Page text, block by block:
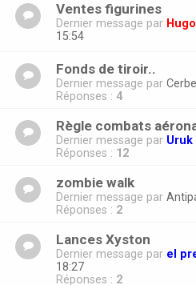
Ventes figurines
Dernier message par
15:54
Fonds de tiroir..
Dernier message par
Réponses : 4
Règle combats
Dernier message par Uruk
Réponses : 12
zombie walk
Dernier message par
Réponses : 2
Lances Xyston
Dernier message par el
18:27
Réponses : 2